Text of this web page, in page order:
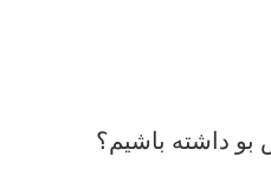
داشته باشیم؟